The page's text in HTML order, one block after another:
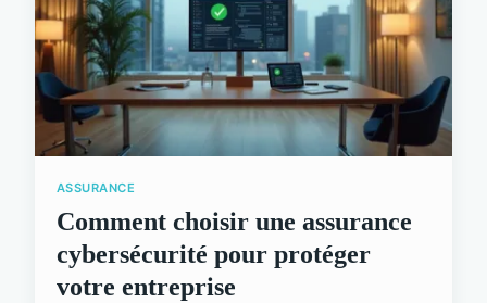
ASSURANCE
Comment choisir une assurance
cybersécurité pour protéger
votre entreprise